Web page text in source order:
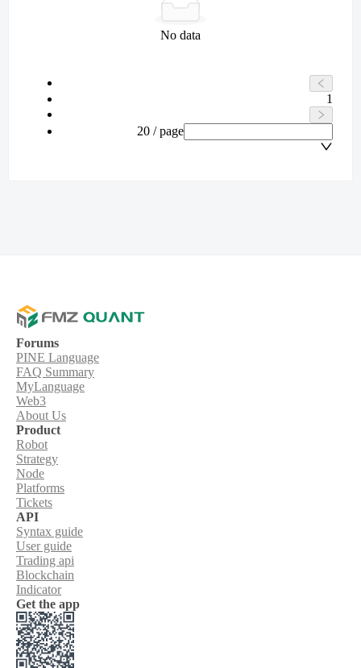
No data
1
20 / page
Forums
PINE Language
FAQ Summary
MyLanguage
Web3
About Us
Product
Robot
Strategy
Node
Platforms
Tickets
API
Syntax guide
User guide
Trading api
Blockchain
Indicator
Get the app